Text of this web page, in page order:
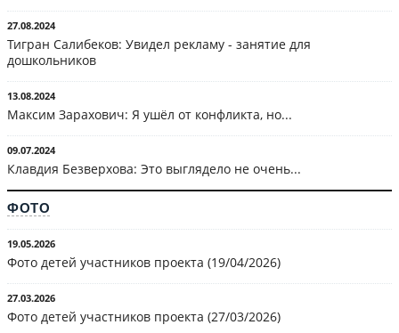
27.08.2024
Тигран Салибеков: Увидел рекламу - занятие для
дошкольников
13.08.2024
Максим Зарахович: Я ушёл от конфликта, но...
09.07.2024
Клавдия Безверхова: Это выглядело не очень...
ФОТО
19.05.2026
Фото детей участников проекта (19/04/2026)
27.03.2026
Фото детей участников проекта (27/03/2026)